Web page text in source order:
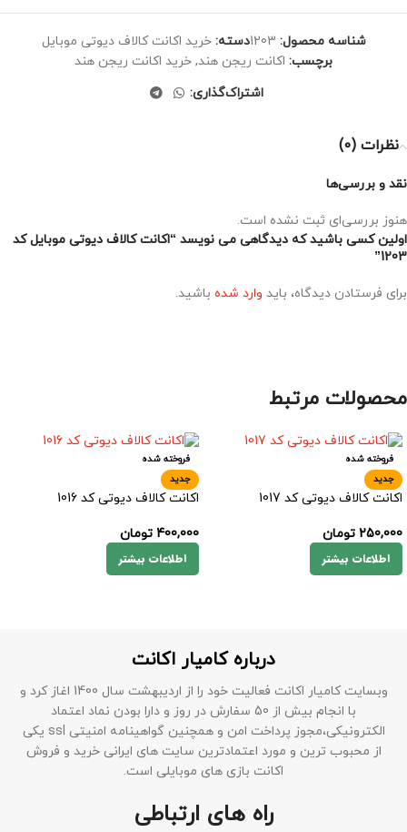
شناسه محصول: 1203دسته: خرید اکانت کالاف دیوتی موبایل
برچسب: اکانت ریجن هند, خرید اکانت ریجن هند
اشتراک‌گذاری:
نظرات (0)
نقد و بررسی‌ها
هنوز بررسی‌ای ثبت نشده است.
اولین کسی باشید که دیدگاهی می نویسد “اکانت کالاف دیوتی موبایل کد
1203”
برای فرستادن دیدگاه، باید وارد شده باشید.
محصولات مرتبط
فروخته شده
جدید
اکانت کالاف دیوتی کد 1017
250,000 تومان
اطلاعات بیشتر
فروخته شده
جدید
اکانت کالاف دیوتی کد 1016
400,000 تومان
اطلاعات بیشتر
درباره کامیار اکانت
وبسایت کامیار اکانت فعالیت خود را از اردیبهشت سال 1400 اغاز کرد و
با انجام بیش از 50 سفارش در روز و دارا بودن نماد اعتماد
الکترونیکی،مجوز پرداخت امن و همچنین گواهینامه امنیتی ssl یکی
از محبوب ترین و مورد اعتمادترین سایت های ایرانی خرید و فروش
اکانت بازی های موبایلی است.
راه های ارتباطی